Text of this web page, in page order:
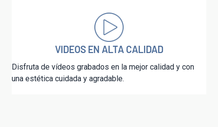
VIDEOS EN ALTA CALIDAD
Disfruta de vídeos grabados en la mejor calidad y con
una estética cuidada y agradable.